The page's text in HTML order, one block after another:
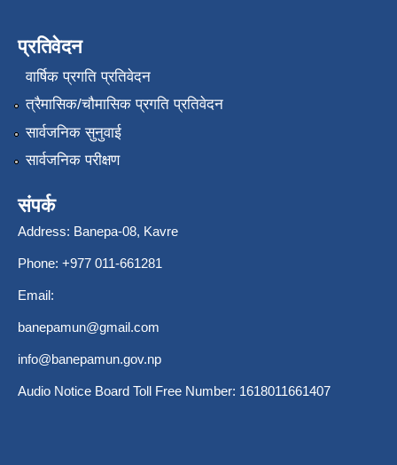
प्रतिवेदन
वार्षिक प्रगति प्रतिवेदन
त्रैमासिक/चौमासिक प्रगति प्रतिवेदन
सार्वजनिक सुनुवाई
सार्वजनिक परीक्षण
संपर्क
Address: Banepa-08, Kavre
Phone: +977 011-661281
Email:
banepamun@gmail.com
info@banepamun.gov.np
Audio Notice Board Toll Free Number: 1618011661407